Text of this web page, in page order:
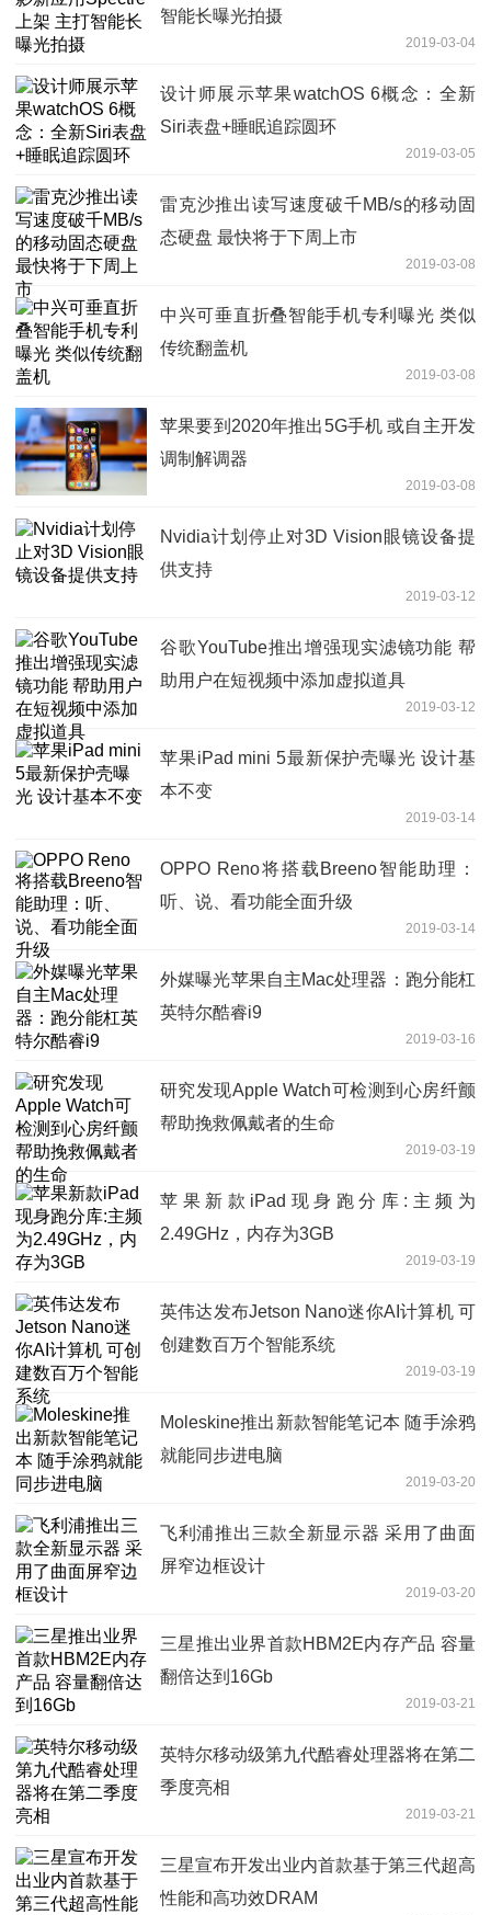
智能长曝光拍摄
2019-03-04
设计师展示苹果watchOS 6概念：全新
Siri表盘+睡眠追踪圆环
2019-03-05
雷克沙推出读写速度破千MB/s的移动固
态硬盘 最快将于下周上市
2019-03-08
中兴可垂直折叠智能手机专利曝光 类似
传统翻盖机
2019-03-08
苹果要到2020年推出5G手机 或自主开发
调制解调器
2019-03-08
Nvidia计划停止对3D Vision眼镜设备提
供支持
2019-03-12
谷歌YouTube推出增强现实滤镜功能 帮
助用户在短视频中添加虚拟道具
2019-03-12
苹果iPad mini 5最新保护壳曝光 设计基
本不变
2019-03-14
OPPO Reno将搭载Breeno智能助理：
听、说、看功能全面升级
2019-03-14
外媒曝光苹果自主Mac处理器：跑分能杠
英特尔酷睿i9
2019-03-16
研究发现Apple Watch可检测到心房纤颤
帮助挽救佩戴者的生命
2019-03-19
苹果新款iPad现身跑分库:主频为
2.49GHz，内存为3GB
2019-03-19
英伟达发布Jetson Nano迷你AI计算机 可
创建数百万个智能系统
2019-03-19
Moleskine推出新款智能笔记本 随手涂鸦
就能同步进电脑
2019-03-20
飞利浦推出三款全新显示器 采用了曲面
屏窄边框设计
2019-03-20
三星推出业界首款HBM2E内存产品 容量
翻倍达到16Gb
2019-03-21
英特尔移动级第九代酷睿处理器将在第二
季度亮相
2019-03-21
三星宣布开发出业内首款基于第三代超高
性能和高功效DRAM